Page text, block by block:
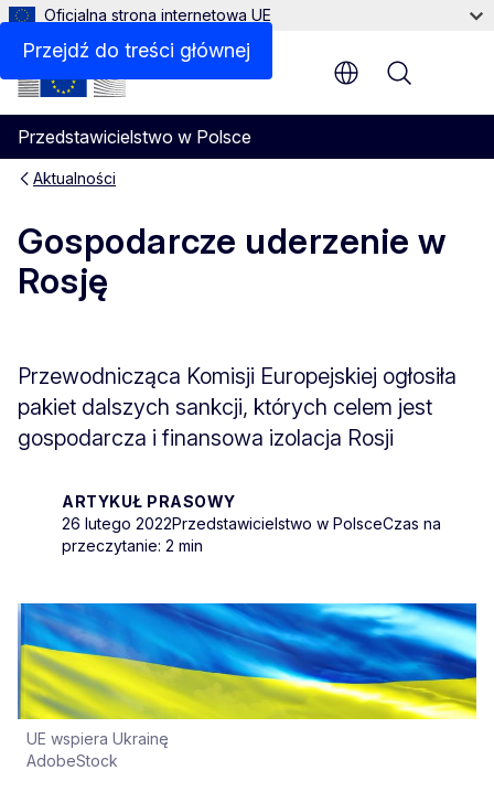
Przejdź do treści głównej
Oficjalna strona internetowa UE
Przedstawicielstwo w Polsce
Menu
Aktualności
Gospodarcze uderzenie w
Rosję
Przewodnicząca Komisji Europejskiej ogłosiła
pakiet dalszych sankcji, których celem jest
gospodarcza i finansowa izolacja Rosji
ARTYKUŁ PRASOWY
26 lutego 2022Przedstawicielstwo w PolsceCzas na
przeczytanie: 2 min
UE wspiera Ukrainę
AdobeStock